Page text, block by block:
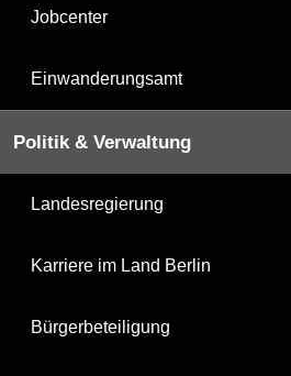
Jobcenter
Einwanderungsamt
Politik & Verwaltung
Landesregierung
Karriere im Land Berlin
Bürgerbeteiligung